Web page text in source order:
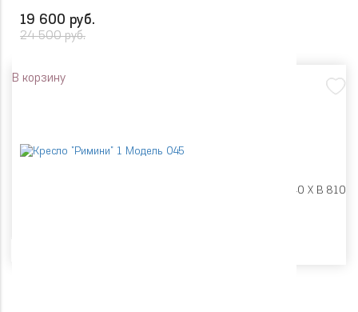
19 600 руб.
24 500 руб.
В корзину
Ш 825 X Г 740 X В 810